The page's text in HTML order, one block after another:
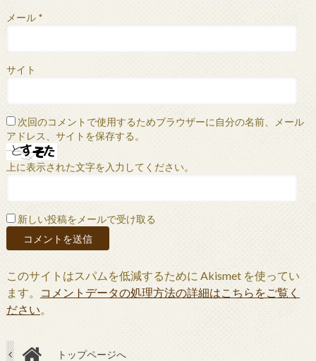
メール *
サイト
次回のコメントで使用するためブラウザーに自分の名前、メール
アドレス、サイトを保存する。
上に表示された文字を入力してください。
新しい投稿をメールで受け取る
このサイトはスパムを低減するために Akismet を使ってい
ます。
コメントデータの処理方法の詳細はこちらをご覧く
ださい。
トップページへ